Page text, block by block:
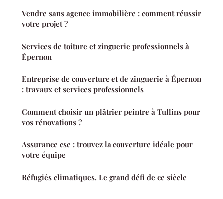
Vendre sans agence immobilière : comment réussir
votre projet ?
Services de toiture et zinguerie professionnels à
Épernon
Entreprise de couverture et de zinguerie à Épernon
: travaux et services professionnels
Comment choisir un plâtrier peintre à Tullins pour
vos rénovations ?
Assurance cse : trouvez la couverture idéale pour
votre équipe
Réfugiés climatiques. Le grand défi de ce siècle